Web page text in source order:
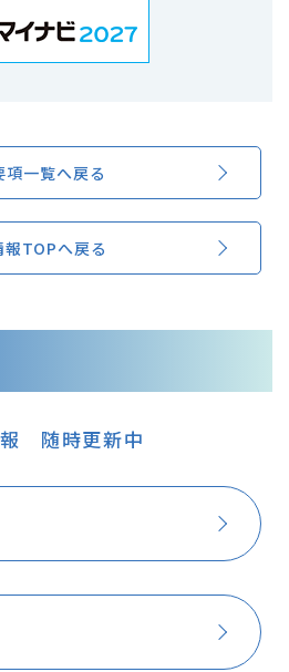
項一覧へ戻る
報TOPへ戻る
随時更新中